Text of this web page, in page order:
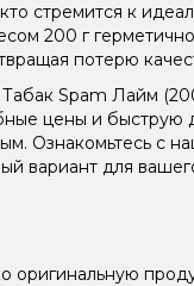
стремится к
200 г
потерю
Spam Лайм
цены и быструю
Ознакомьтесь с
вариант для
оригинальную